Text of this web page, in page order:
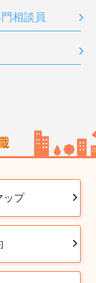
相談員
ップ